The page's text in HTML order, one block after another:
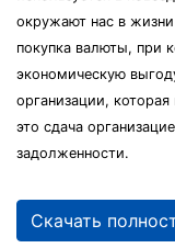
окружают нас в
покупка валюты, при
экономическую
организации,
это сдача
задолженности.
Скачать